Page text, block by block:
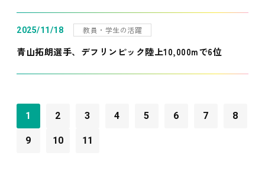
2025/11/18 教員・学生の活躍
青山拓朗選手、デフリンピック陸上10,000mで6位
1 2 3 4 5 6 7 8
9 10 11